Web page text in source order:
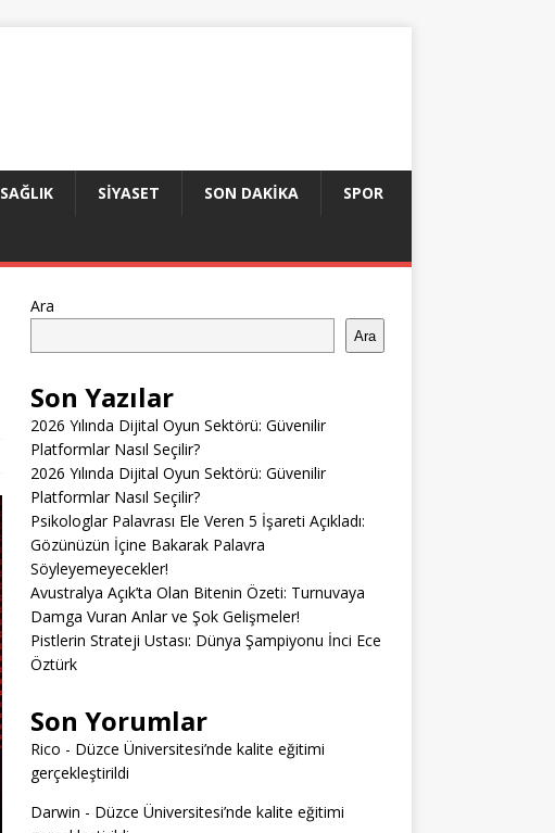
SAĞLIK SIYASET SON DAKIKA SPOR
Ara
Ara
Son Yazılar
2026 Yılında Dijital Oyun Sektörü: Güvenilir
Platformlar Nasıl Seçilir?
2026 Yılında Dijital Oyun Sektörü: Güvenilir
Platformlar Nasıl Seçilir?
Psikologlar Palavrası Ele Veren 5 İşareti Açıkladı:
Gözünüzün İçine Bakarak Palavra
Söyleyemeyecekler!
Avustralya Açık’ta Olan Bitenin Özeti: Turnuvaya
Damga Vuran Anlar ve Şok Gelişmeler!
Pistlerin Strateji Ustası: Dünya Şampiyonu İnci Ece
Öztürk
Son Yorumlar
Rico - Düzce Üniversitesi’nde kalite eğitimi
gerçekleştirildi
Darwin - Düzce Üniversitesi’nde kalite eğitimi